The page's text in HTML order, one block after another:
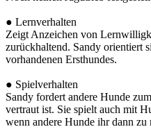
● Lernverhalten
Zeigt Anzeichen von
zurückhaltend. Sandy orientiert
vorhandenen Ersthundes.
● Spielverhalten
Sandy fordert andere Hunde
vertraut ist. Sie spielt auch mit
wenn andere Hunde ihr dann zu